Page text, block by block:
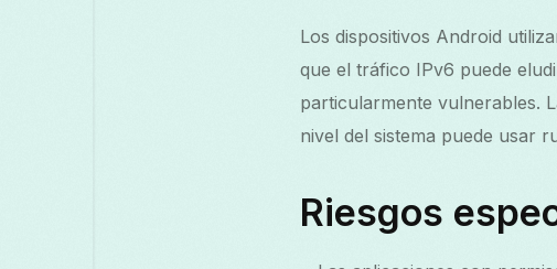
Los dispositivos Android
que el tráfico IPv6 puede
particularmente vulnerables.
nivel del sistema puede usar
Riesgos